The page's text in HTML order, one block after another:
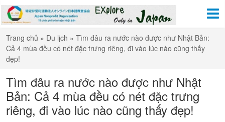
Trang chủ » Du lịch » Tìm đâu ra nước nào được như Nhật Bản:
Cả 4 mùa đều có nét đặc trưng riêng, đi vào lúc nào cũng thấy
đẹp!
Tìm đâu ra nước nào được như Nhật
Bản: Cả 4 mùa đều có nét đặc trưng
riêng, đi vào lúc nào cũng thấy đẹp!